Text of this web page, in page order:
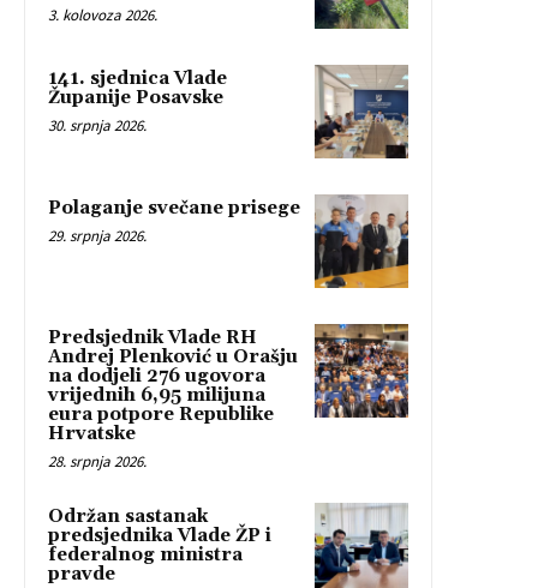
3. kolovoza 2026.
141. sjednica Vlade
Županije Posavske
30. srpnja 2026.
Polaganje svečane prisege
29. srpnja 2026.
Predsjednik Vlade RH
Andrej Plenković u Orašju
na dodjeli 276 ugovora
vrijednih 6,95 milijuna
eura potpore Republike
Hrvatske
28. srpnja 2026.
Održan sastanak
predsjednika Vlade ŽP i
federalnog ministra
pravde